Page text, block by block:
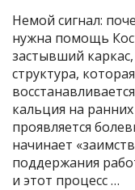
Немой сигнал:
нужна помощь
застывший
структура,
кальция на
проявляется
начинает
поддержания
и этот процесс …